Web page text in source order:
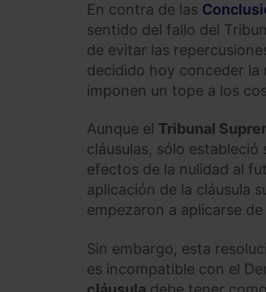
En contra de las
sentido del fallo del
de evitar las
decidido hoy conceder la
imponen un tope a los
Aunque el Tribunal
cláusulas, sólo estableció
efectos de la nulidad al
aplicación de la cláusula
empezaron a aplicarse
Sin embargo, esta
es incompatible con el